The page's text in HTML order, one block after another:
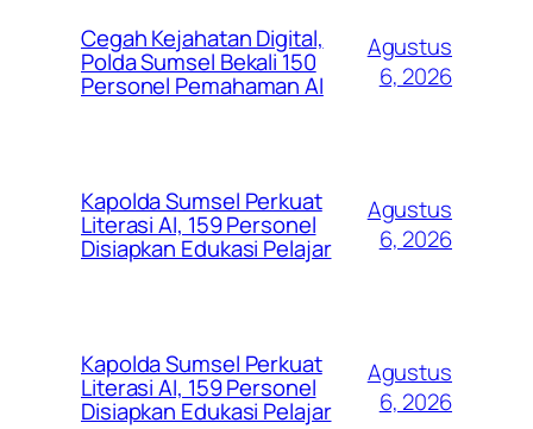
Cegah Kejahatan Digital,
Polda Sumsel Bekali 150
Personel Pemahaman AI
Agustus
6, 2026
Kapolda Sumsel Perkuat
Literasi AI, 159 Personel
Disiapkan Edukasi Pelajar
Agustus
6, 2026
Kapolda Sumsel Perkuat
Literasi AI, 159 Personel
Disiapkan Edukasi Pelajar
Agustus
6, 2026